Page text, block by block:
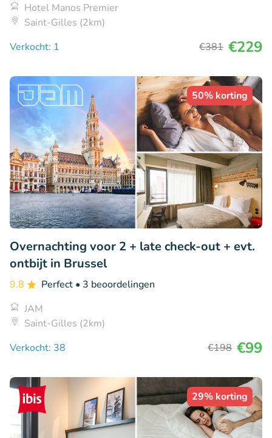
Hotel Manos Premier
Saint-Gilles (2km)
Verkocht: 1
€381 €229
50% korting
Overnachting voor 2 + late check-out + evt.
ontbijt in Brussel
9.8 Perfect • 3 beoordelingen
JAM
Saint-Gilles (2km)
Verkocht: 38
€198 €99
29% korting